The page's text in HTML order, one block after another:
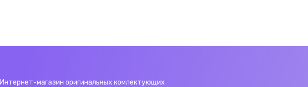
Интернет-магазин оригинальных комлектующих